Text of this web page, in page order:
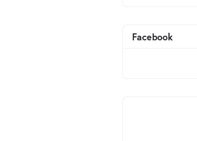
Facebook